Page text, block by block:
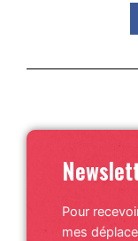
Pour
mes